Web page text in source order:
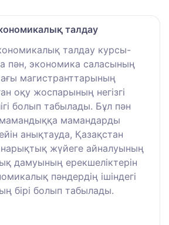
талдау
талдау курсы-
пəн, экономика саласының
магистранттарының
оқу жоспарының негізгі
болып табылады. Бұл пəн
мамандарды
анықтауда, Қазақстан
жүйеге айналуының
дамуының ерекшеліктерін
пəндердің ішіндегі
бірі болып табылады.